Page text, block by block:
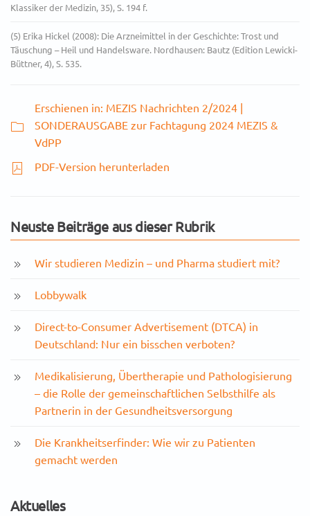
Klassiker der Medizin, 35), S. 194 f.
(5) Erika Hickel (2008): Die Arzneimittel in der Geschichte: Trost und
Täuschung – Heil und Handelsware. Nordhausen: Bautz (Edition Lewicki-
Büttner, 4), S. 535.
Erschienen in: MEZIS Nachrichten 2/2024 |
SONDERAUSGABE zur Fachtagung 2024 MEZIS &
VdPP
PDF-Version herunterladen
Neuste Beiträge aus dieser Rubrik
Wir studieren Medizin – und Pharma studiert mit?
Lobbywalk
Direct-to-Consumer Advertisement (DTCA) in
Deutschland: Nur ein bisschen verboten?
Medikalisierung, Übertherapie und Pathologisierung
– die Rolle der gemeinschaftlichen Selbsthilfe als
Partnerin in der Gesundheitsversorgung
Die Krankheitserfinder: Wie wir zu Patienten
gemacht werden
Aktuelles